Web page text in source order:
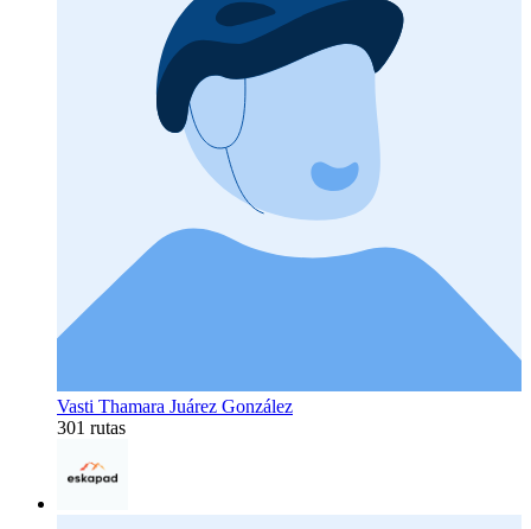
Vasti Thamara Juárez González
301 rutas